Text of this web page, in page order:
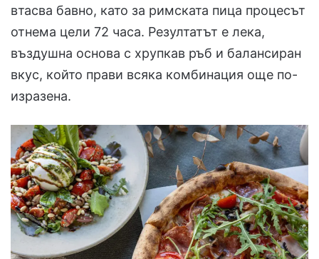
втасва бавно, като за римската пица процесът
отнема цели 72 часа. Резултатът е лека,
въздушна основа с хрупкав ръб и балансиран
вкус, който прави всяка комбинация още по-
изразена.